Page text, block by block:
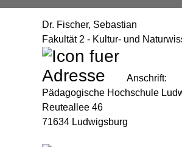
Dr. Fischer, Sebastian
Fakultät 2 - Kultur- und
Anschrift:
Pädagogische Hochschule
Reuteallee 46
71634 Ludwigsburg